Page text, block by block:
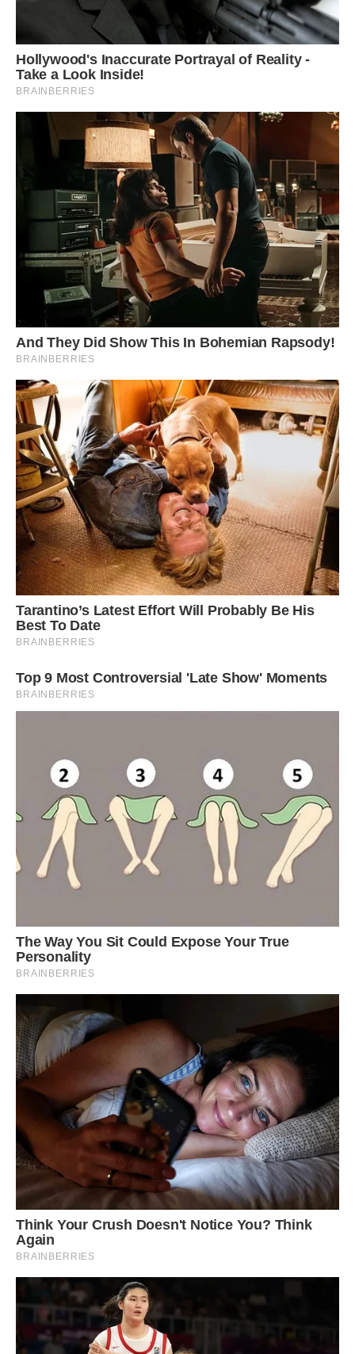
– Та ви що, мене переслідуєте, чи що ?! – скипіла я. –
Витягли з проїжджої частини – дякую, запропонували
поділитися йогуртом – чарівно, але скільки можна?
– Ось ваша маршрутка, побігли швидше! – перебив мене
цей приставала, схопив мою руку і потягнув до зупинки.
Справді, моя “десятка” вже гостинно відчинила двері, а я,
ворона, вимовляючи хлопцеві, трохи знову її не
пропустила.
Захекавшись, майже впала на вільне місце, і в ту ж
секунду поруч знову виявився той же усміхнений
незнайомець:
– Фух, встигли! Правда ж? А я вже третій день бачу, як ви
на цю маршрутку сідайте.
Я уважно оглянула його. Ніби й не противний, навіть
симпатичний. Швидше блондин, у всякому разі, світло-
щира. І, здається, я йому подобаюся. Інакше навіщо б він
стежив за мною? Але мені-то ні до чого його посмішка і
його очі. І взагалі, не вистачало мені ще опускатися до
вуличних знайомств!
– Послухай, – переконливо сказала я, – тобі що від мене
потрібно? Довго ще за мною тягатися будеш?
– Нічого не треба, – його посмішка зблідла, але не зникла
гаманець випаде.
Це було вже занадто! Рятувальник знайшовся!
Роздратовано пробурчав щось невиразне, я відвернулася
до вікна і більше не промовила ні слова. Ні, не тому, що
мені було неприємно з ним розмовляти. Просто боялася
розплакатися. Такий вже вечір у мене видався – суцільна
невезуха плюс сумні спогади кого хочеш доконають. …
Хлопець не доставав мене розпитуваннями, видно,
зрозумів, що в такому стані мене краще не чіпати. Просто
тихо сидів поруч, а через пару зупинок вийшов. Я зітхнула
з полегшенням, але в глибині душі заворушилося щось,
схоже на жаль. Зі мною так давно не доглядали приємні
молоді люди… Може бути, дарма я так суворо з ним
обійшлася?
***
А, втім, ну їх всіх, похитала я головою. Мені про сина
потрібно думати, а не про вуличні знайомствах.
– Мамо! – Максим з розбігу уткнувся мені в коліна.